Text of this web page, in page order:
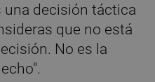
una decisión táctica
que no está
No es la